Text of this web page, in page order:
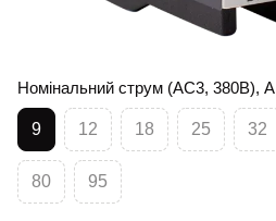
Номінальний струм (AC3, 380В), А
9 12 18 25 32
80 95